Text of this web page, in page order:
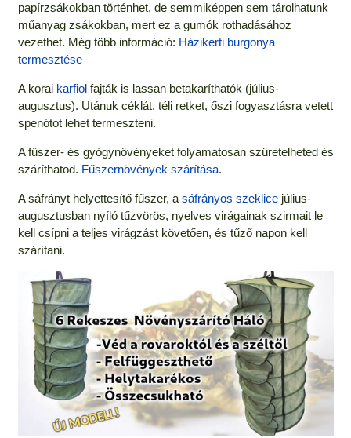
papírzsákokban történhet, de semmiképpen sem tárolhatunk
műanyag zsákokban, mert ez a gumók rothadásához
vezethet. Még több információ: Házikerti burgonya
termesztése
A korai karfiolfajták is lassan betakaríthatók (július-
augusztus). Utánuk céklát, téli retket, őszi fogyasztásra vetett
spenótot lehet termeszteni.
A fűszer- és gyógynövényeket folyamatosan szüretelheted és
száríthatod. Fűszernövények szárítása.
A sáfrányt helyettesítő fűszer, asáfrányos szeklicejúlius-
augusztusban nyíló tűzvörös, nyelves virágainak szirmait le
kell csípni a teljes virágzást követően, és tűző napon kell
szárítani.